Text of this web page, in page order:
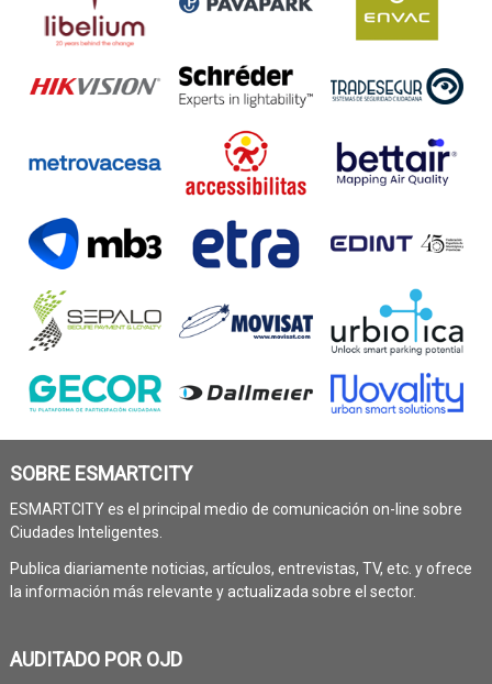
SOBRE ESMARTCITY
ESMARTCITY es el principal medio de comunicación on-line sobre
Ciudades Inteligentes.
Publica diariamente noticias, artículos, entrevistas, TV, etc. y ofrece
la información más relevante y actualizada sobre el sector.
AUDITADO POR OJD